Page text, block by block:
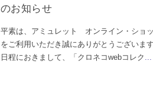
のお知らせ
平素は、アミュレット オンライン・ショ
をご利用いただき誠にありがとうございま
日程におきまして、「クロネコwebコレク ...